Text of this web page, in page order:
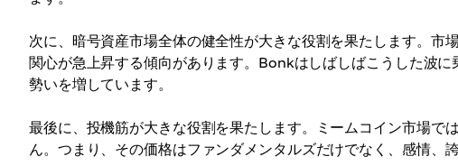
次に、暗号資産市場全体の健全性が大きな役割を果たします。市
関心が急上昇する傾向があります。Bonkはしばしばこうした波
勢いを増しています。
最後に、投機筋が大きな役割を果たします。ミームコイン市場
ん。つまり、その価格はファンダメンタルズだけでなく、感情、